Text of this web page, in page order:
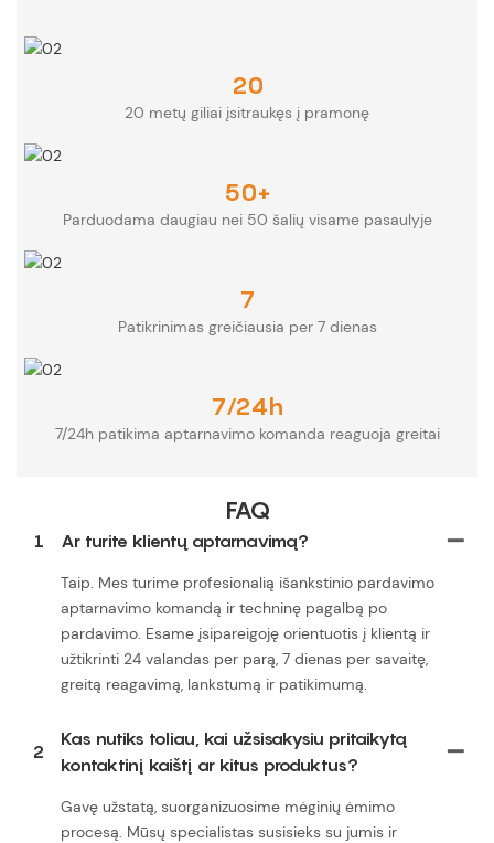
20
20 metų giliai įsitraukęs į pramonę
50+
Parduodama daugiau nei 50 šalių visame pasaulyje
7
Patikrinimas greičiausia per 7 dienas
7/24h
7/24h patikima aptarnavimo komanda reaguoja greitai
FAQ
1 Ar turite klientų aptarnavimą?
Taip. Mes turime profesionalią išankstinio pardavimo
aptarnavimo komandą ir techninę pagalbą po
pardavimo. Esame įsipareigoję orientuotis į klientą ir
užtikrinti 24 valandas per parą, 7 dienas per savaitę,
greitą reagavimą, lankstumą ir patikimumą.
2
Kas nutiks toliau, kai užsisakysiu pritaikytą
kontaktinį kaištį ar kitus produktus?
Gavę užstatą, suorganizuosime mėginių ėmimo
procesą. Mūsų specialistas susisieks su jumis ir